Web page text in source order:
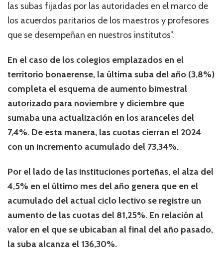
las subas fijadas por las autoridades en el marco de
los acuerdos paritarios de los maestros y profesores
que se desempeñan en nuestros institutos”.
En el caso de los colegios emplazados en el
territorio bonaerense, la última suba del año (3,8%)
completa el esquema de aumento bimestral
autorizado para noviembre y diciembre que
sumaba una actualización en los aranceles del
7,4%. De esta manera, las cuotas cierran el 2024
con un incremento acumulado del 73,34%.
Por el lado de las instituciones porteñas, el alza del
4,5% en el último mes del año genera que en el
acumulado del actual ciclo lectivo se registre un
aumento de las cuotas del 81,25%. En relación al
valor en el que se ubicaban al final del año pasado,
la suba alcanza el 136,30%.